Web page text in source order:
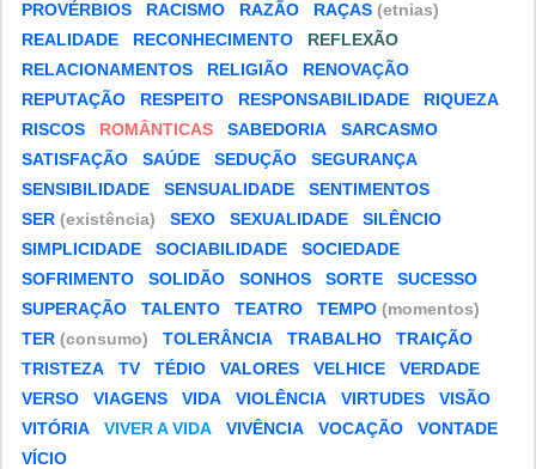
PROVÉRBIOS
RACISMO RAZÃO RAÇAS (etnias)
REALIDADE
RECONHECIMENTO
REFLEXÃO
RELACIONAMENTOS
RELIGIÃO
RENOVAÇÃO
REPUTAÇÃO
RESPEITO RESPONSABILIDADE
RIQUEZA
RISCOS
ROMÂNTICAS SABEDORIA
SARCASMO
SATISFAÇÃO
SAÚDE SEDUÇÃO
SEGURANÇA
SENSIBILIDADE
SENSUALIDADE
SENTIMENTOS
SER (existência) SEXO SEXUALIDADE
SILÊNCIO
SIMPLICIDADE
SOCIABILIDADE
SOCIEDADE
SOFRIMENTO
SOLIDÃO SONHOS SORTE
SUCESSO
SUPERAÇÃO
TALENTO TEATRO TEMPO (momentos)
TER (consumo) TOLERÂNCIA TRABALHO
TRAIÇÃO
TRISTEZA
TV TÉDIO VALORES VELHICE
VERDADE
VERSO
VIAGENS VIDA VIOLÊNCIA VIRTUDES
VISÃO
VITÓRIA
VIVER A VIDA VIVÊNCIA VOCAÇÃO
VONTADE
VÍCIO